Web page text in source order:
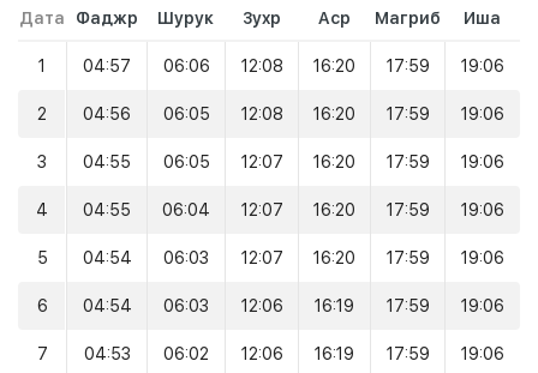
Дата Фаджр Шурук Зухр Аср Магриб Иша
1 04:57 06:06 12:08 16:20 17:59 19:06
2 04:56 06:05 12:08 16:20 17:59 19:06
3 04:55 06:05 12:07 16:20 17:59 19:06
4 04:55 06:04 12:07 16:20 17:59 19:06
5 04:54 06:03 12:07 16:20 17:59 19:06
6 04:54 06:03 12:06 16:19 17:59 19:06
7 04:53 06:02 12:06 16:19 17:59 19:06